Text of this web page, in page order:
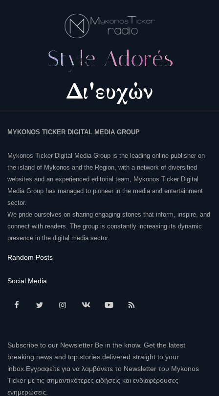
MYKONOS TICKER DIGITAL MEDIA GROUP
Mykonos Ticker Digital Media Group is the leading online publisher on
the island of Mykonos and the Region, with a network of diversified
websites and an experienced editorial team, Mykonos Ticker Digital
Media Group has managed to pioneer in the media and entertainment
sector.
We pride ourselves on sharing engaging stories that inform, inspire, and
connect with readers. The group is constantly increasing its dynamic
presence in the digital media sector.
Random Posts
Social Media
Subscribe to our Newsletter Be in the know. Get the latest
breaking news and top stories delivered straight to your
inbox.Εγγραφείτε για να λαμβάνετε το Newsletter του Mykonos
Ticker με τις σημαντικότερες ειδήσεις και ενδιαφέρουσες
ενημερώσεις.